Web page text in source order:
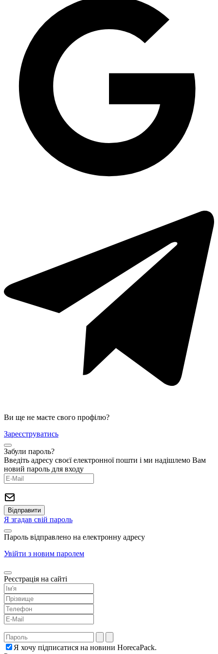
Ложка прозора Лайт столова одноразова, 100 шт/уп
Контейнер для суші HF-63 із чорним дном, 594 шт/уп
Упаковка для суші SL332 із чорним дном, 600 шт/уп
Підложка із спіненого полістиролу М4-20 (178х133х20 мм) БІЛА, 300
шт/уп
Упаковка для суші ПС-63 (дно чорне), 380 шт/уп
Упаковка для салату одноразова ПС-143 на 500 мл, 600 шт/уп
Яскраві контейнери для супу
Пластиковий бокс 500 мл
Поліпропіленова упаковка для суші
Натуральний колір упаковки вок
Ви ще не маєте свого профілю?
Зареєструватись
Забули пароль?
Введіть адресу своєї електронної пошти і ми надішлемо Вам
новий пароль для входу
Я згадав свій пароль
Пароль відправлено на електронну адресу
Увійти з новим паролем
Реєстрація на сайті
Я хочу підписатися на новини HorecaPack.